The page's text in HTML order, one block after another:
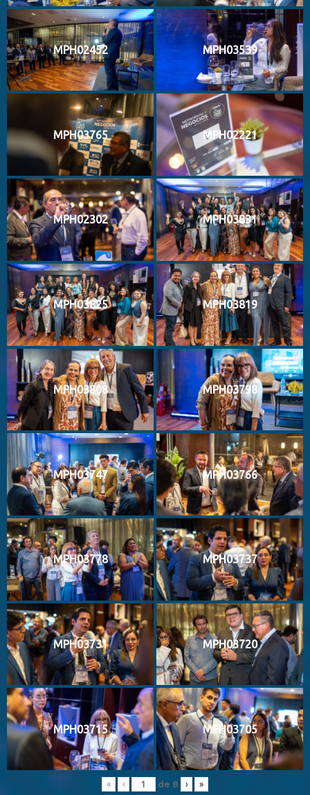
MPH02452 MPH03539
MPH03765 MPH02221
MPH02302 MPH03831
MPH03825 MPH03819
MPH03808 MPH03798
MPH03747 MPH03766
MPH03778 MPH03737
MPH03731 MPH03720
MPH03715 MPH03705
« ‹ de 8 › »